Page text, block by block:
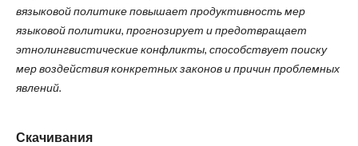
вязыковой политике повышает продуктивность мер
языковой политики, прогнозирует и предотвращает
этнолингвистические конфликты, способствует поиску
мер воздействия конкретных законов и причин проблемных
явлений.
Скачивания